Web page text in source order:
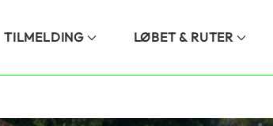
TILMELDING LØBET & RUTER